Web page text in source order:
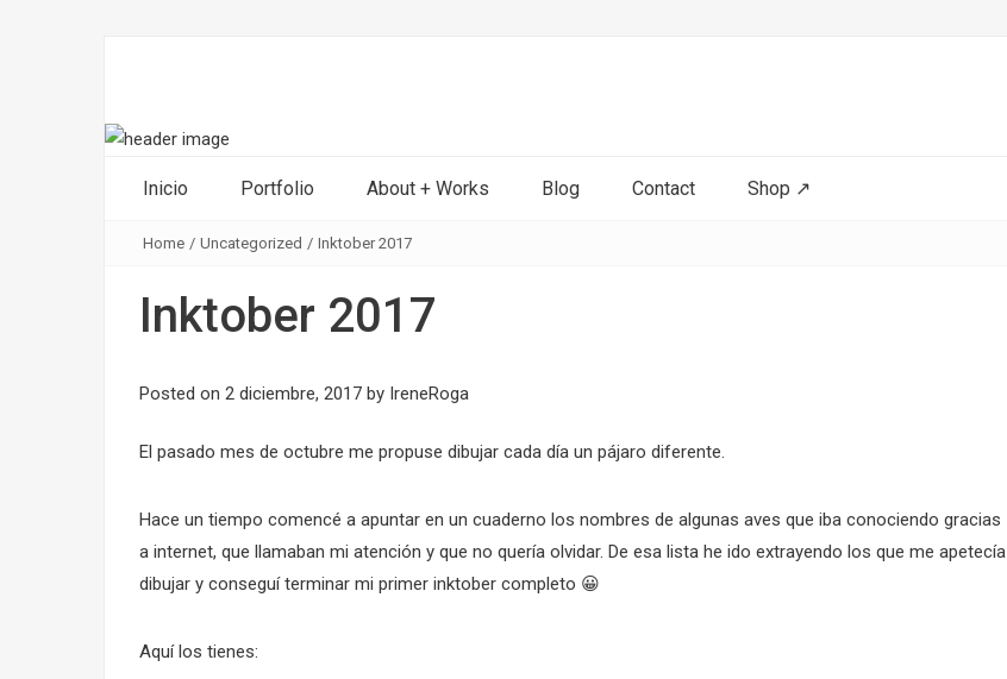
Inicio Portfolio About + Works Blog Contact Shop ↗
Home / Uncategorized / Inktober 2017
Inktober 2017
Posted on 2 diciembre, 2017 by IreneRoga
El pasado mes de octubre me propuse dibujar cada día un pájaro diferente.
Hace un tiempo comencé a apuntar en un cuaderno los nombres de algunas aves que iba conociendo gracias
a internet, que llamaban mi atención y que no quería olvidar. De esa lista he ido extrayendo los que me apetecía
dibujar y conseguí terminar mi primer inktober completo 😀
Aquí los tienes: